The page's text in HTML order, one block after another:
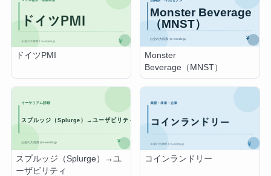
ドイツPMI
Monster
Beverage（MNST）
スプルッジ（Splurge）→ユ
ーザビリティ
コインランドリー